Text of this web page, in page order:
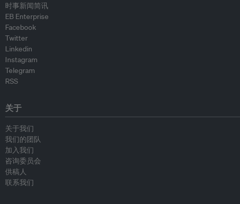
时事新闻简讯
EB Enterprise
Facebook
Twitter
Linkedin
Instagram
Telegram
RSS
关于
关于我们
我们的团队
加入我们
咨询委员会
供稿人
联系我们